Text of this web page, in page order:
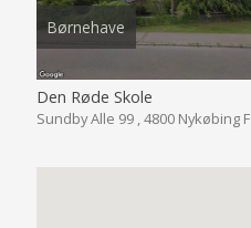
Børnehave
Den Røde Skole
Sundby Alle 99 , 4800 Nykøbing F